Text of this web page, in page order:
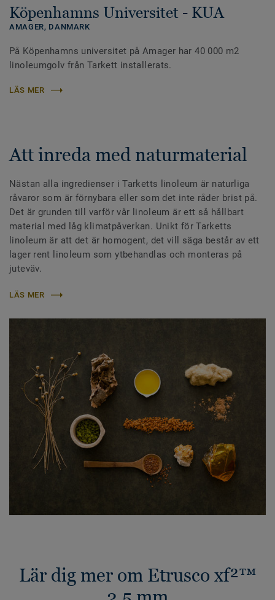
Köpenhamns Universitet - KUA
AMAGER, DANMARK
På Köpenhamns universitet på Amager har 40 000 m2
linoleumgolv från Tarkett installerats.
LÄS MER
Att inreda med naturmaterial
Nästan alla ingredienser i Tarketts linoleum är naturliga
råvaror som är förnybara eller som det inte råder brist på.
Det är grunden till varför vår linoleum är ett så hållbart
material med låg klimatpåverkan. Unikt för Tarketts
linoleum är att det är homogent, det vill säga består av ett
lager rent linoleum som ytbehandlas och monteras på
juteväv.
LÄS MER
Lär dig mer om Etrusco xf²™